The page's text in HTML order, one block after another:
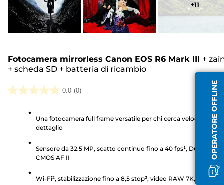
+11
Fotocamera mirrorless Canon EOS R6 Mark III +
+ scheda SD + batteria di ricambio
0.0 (0)
0.0
Una fotocamera full frame versatile per chi cerca velocità e
dettaglio
Sensore da 32.5 MP, scatto continuo fino a 40 fps¹, Dual Pixel
CMOS AF II
Wi-Fi², stabilizzazione fino a 8,5 stop³, video RAW 7K, doppio
OPERATORE OFFLINE